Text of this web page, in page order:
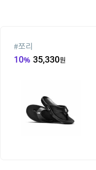
#쪼리
10% 35,330원